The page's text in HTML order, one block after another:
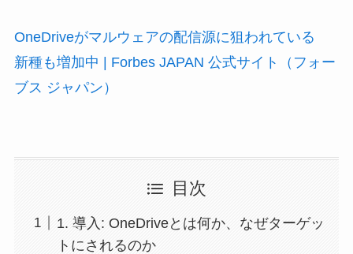
OneDriveがマルウェアの配信源に狙われている
新種も増加中 | Forbes JAPAN 公式サイト（フォー
ブス ジャパン）
目次
1. 導入: OneDriveとは何か、なぜターゲッ
トにされるのか